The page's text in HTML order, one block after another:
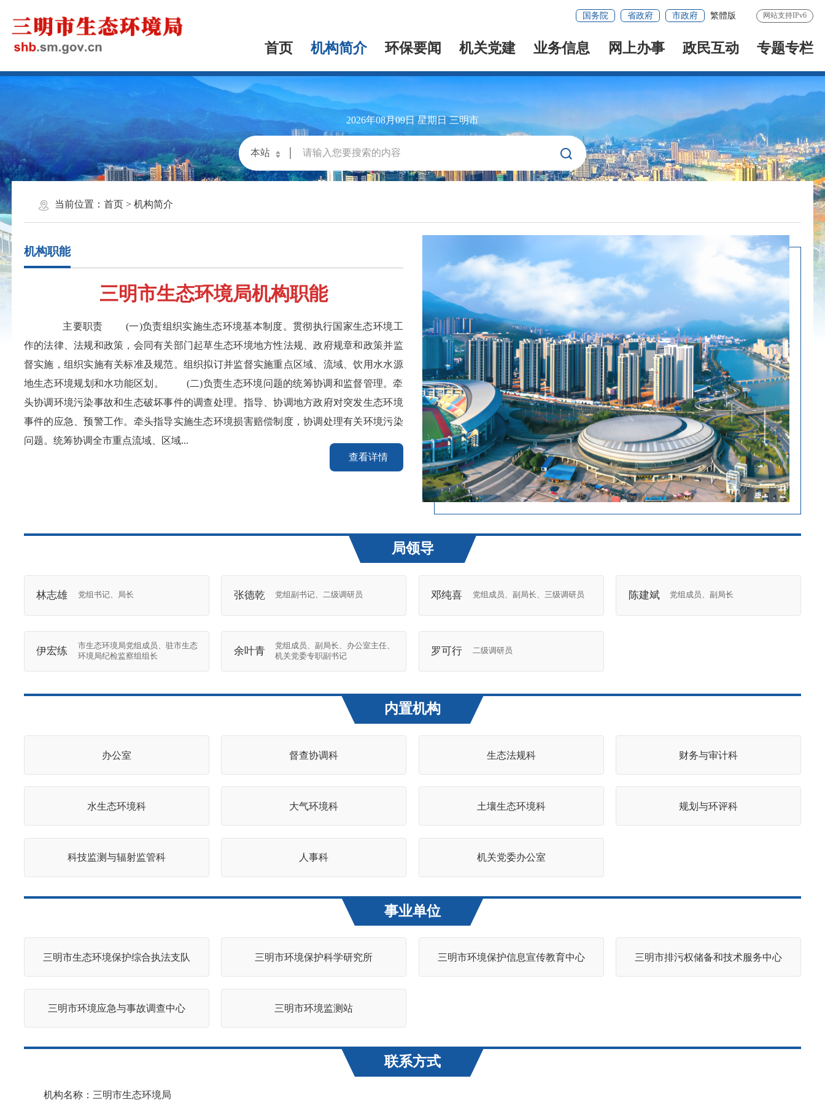
国务院 省政府 市政府 繁體版 网站支持IPv6
首页 机构简介 环保要闻 机关党建 业务信息 网上办事 政民互动 专题专栏
2026年08月09日星期日 三明市
当前位置： 首页> 机构简介
机构职能
三明市生态环境局机构职能
主要职责 (一)负责组织实施生态环境基本制度。贯彻执行国家生态环境工
作的法律、法规和政策，会同有关部门起草生态环境地方性法规、政府规章和政策并监
督实施，组织实施有关标准及规范。组织拟订并监督实施重点区域、流域、饮用水水源
地生态环境规划和水功能区划。 (二)负责生态环境问题的统筹协调和监督管理。牵
头协调环境污染事故和生态破坏事件的调查处理。指导、协调地方政府对突发生态环境
事件的应急、预警工作。牵头指导实施生态环境损害赔偿制度，协调处理有关环境污染
问题。统筹协调全市重点流域、区域...
查看详情
局领导
林志雄 党组书记、局长 张德乾 党组副书记、二级调研员 邓纯喜 党组成员、副局长、三级调研员 陈建斌 党组成员、副局长
伊宏练
市生态环境局党组成员、驻市生态
环境局纪检监察组组长
余叶青
党组成员、副局长、办公室主任、
机关党委专职副书记
罗可行 二级调研员
内置机构
办公室 督查协调科 生态法规科 财务与审计科
水生态环境科 大气环境科 土壤生态环境科 规划与环评科
科技监测与辐射监管科 人事科 机关党委办公室
事业单位
三明市生态环境保护综合执法支队 三明市环境保护科学研究所 三明市环境保护信息宣传教育中心 三明市排污权储备和技术服务中心
三明市环境应急与事故调查中心 三明市环境监测站
联系方式
机构名称：三明市生态环境局